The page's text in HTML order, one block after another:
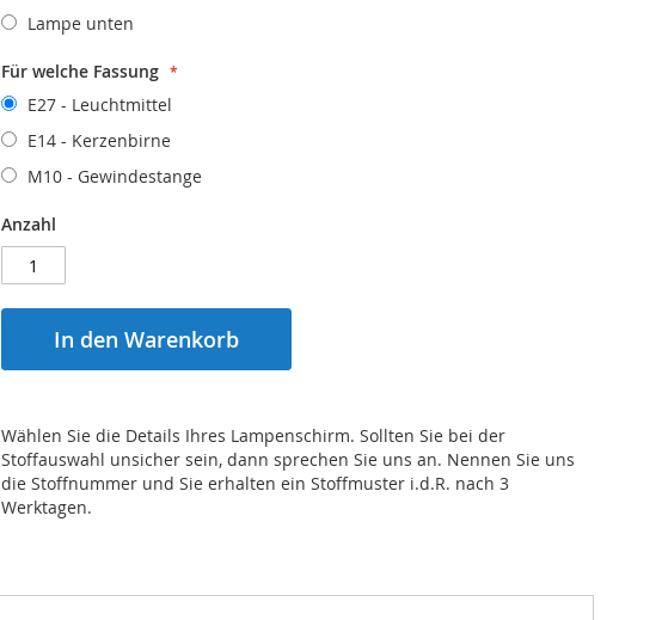
Lampe unten
Für welche Fassung
E27 - Leuchtmittel
E14 - Kerzenbirne
M10 - Gewindestange
Anzahl
In den Warenkorb
Wählen Sie die Details Ihres Lampenschirm. Sollten Sie bei der
Stoffauswahl unsicher sein, dann sprechen Sie uns an. Nennen Sie uns
die Stoffnummer und Sie erhalten ein Stoffmuster i.d.R. nach 3
Werktagen.